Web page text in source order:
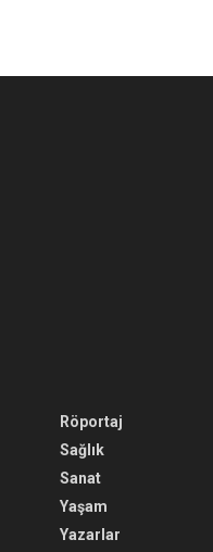
Röportaj
Sağlık
Sanat
Yaşam
Yazarlar